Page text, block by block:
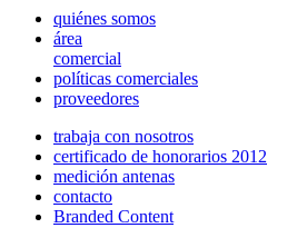
quiénes somos
área
comercial
políticas comerciales
proveedores
trabaja con nosotros
certificado de honorarios 2012
medición antenas
contacto
Branded Content